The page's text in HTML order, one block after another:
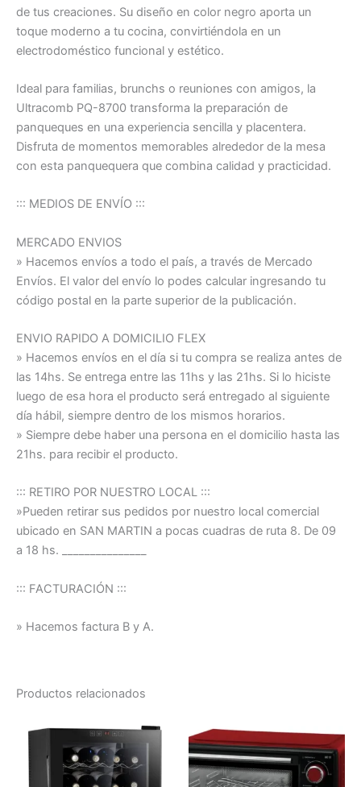
de tus creaciones. Su diseño en color negro aporta un
toque moderno a tu cocina, convirtiéndola en un
electrodoméstico funcional y estético.
Ideal para familias, brunchs o reuniones con amigos, la
Ultracomb PQ-8700 transforma la preparación de
panqueques en una experiencia sencilla y placentera.
Disfruta de momentos memorables alrededor de la mesa
con esta panquequera que combina calidad y practicidad.
::: MEDIOS DE ENVÍO :::
MERCADO ENVIOS
» Hacemos envíos a todo el país, a través de Mercado
Envíos. El valor del envío lo podes calcular ingresando tu
código postal en la parte superior de la publicación.
ENVIO RAPIDO A DOMICILIO FLEX
» Hacemos envíos en el día si tu compra se realiza antes de
las 14hs. Se entrega entre las 11hs y las 21hs. Si lo hiciste
luego de esa hora el producto será entregado al siguiente
día hábil, siempre dentro de los mismos horarios.
» Siempre debe haber una persona en el domicilio hasta las
21hs. para recibir el producto.
::: RETIRO POR NUESTRO LOCAL :::
»Pueden retirar sus pedidos por nuestro local comercial
ubicado en SAN MARTIN a pocas cuadras de ruta 8. De 09
a 18 hs. _______________
::: FACTURACIÓN :::
» Hacemos factura B y A.
Productos relacionados